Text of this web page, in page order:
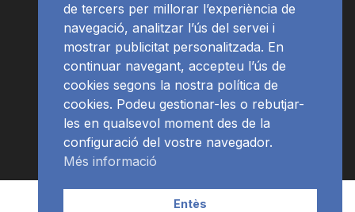
APP Programació
de tercers per millorar l’experiència de
navegació, analitzar l’ús del servei i
mostrar publicitat personalitzada. En
continuar navegant, accepteu l’ús de
cookies segons la nostra política de
cookies. Podeu gestionar-les o rebutjar-
les en qualsevol moment des de la
configuració del vostre navegador.
Més informació
Entès